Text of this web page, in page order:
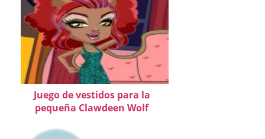
Juego de vestidos para la
pequeña Clawdeen Wolf